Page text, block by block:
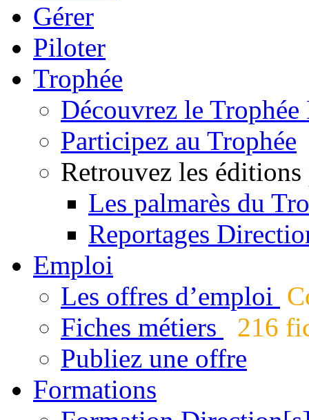
Gérer
Piloter
Trophée
Découvrez le
Participez au Trophée
Retrouvez les éditions
Les palmarès du
Reportages
Emploi
Les offres d’emploi
Fiches métiers
216
Publiez une offre
Formations